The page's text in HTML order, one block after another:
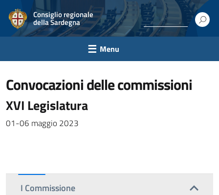
Consiglio regionale
della Sardegna
Menu
convocazioni delle commissioni
XVI Legislatura
01-06 maggio 2023
I Commissione